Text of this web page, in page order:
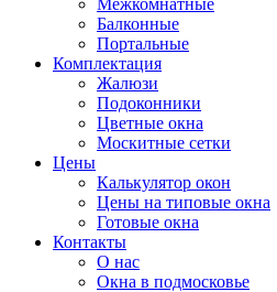
Межкомнатные
Балконные
Портальные
Комплектация
Жалюзи
Подоконники
Цветные окна
Москитные сетки
Цены
Калькулятор окон
Цены на типовые окна
Готовые окна
Контакты
О нас
Окна в подмосковье